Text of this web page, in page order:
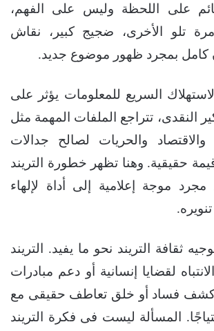
على اللحظة وليس على الفهم،
تلو الأخرى، ضجيج كبير، نقاش
كامل بمجرد ظهور موضوع جديد.
السريع للمعلومات يؤثر على
النقدى، تتراجع الملفات المهمة مثل
والاقتصاد والحريات لصالح جدالات
حقيقية. وهنا تظهر خطورة التريند
موجة إعلامية إلى أداة لإلهاء
ثقافة التريند نحو ما يفيد. التريند
لقضايا إنسانية أو دعم مبادرات
كشف فساد أو خلق تعاطف حقيقى مع
المسألة ليست فى فكرة التريند